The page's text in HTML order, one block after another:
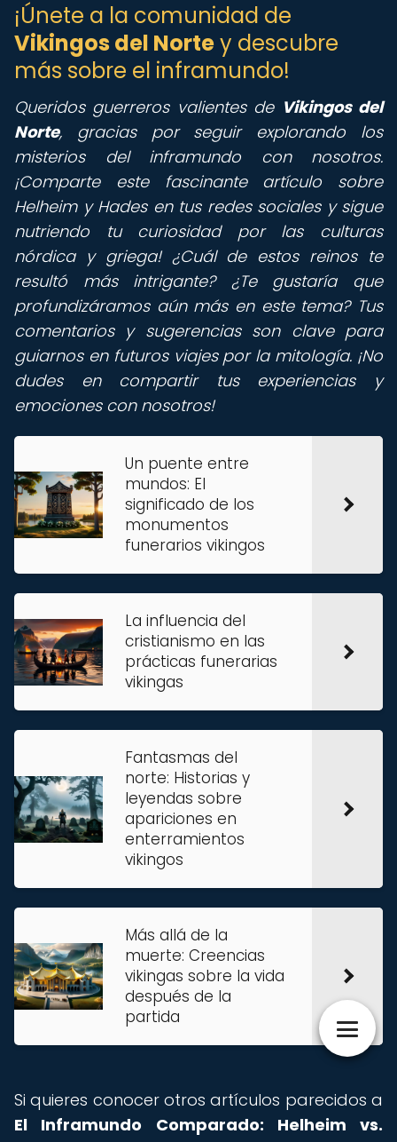
¡Únete a la comunidad de
Vikingos del Nortey descubre
más sobre el inframundo!
Queridos guerreros valientes de Vikingos del
Norte, gracias por seguir explorando los
misterios del inframundo con nosotros.
¡Comparte este fascinante artículo sobre
Helheim y Hades en tus redes sociales y sigue
nutriendo tu curiosidad por las culturas
nórdica y griega! ¿Cuál de estos reinos te
resultó más intrigante? ¿Te gustaría que
profundizáramos aún más en este tema? Tus
comentarios y sugerencias son clave para
guiarnos en futuros viajes por la mitología. ¡No
dudes en compartir tus experiencias y
emociones con nosotros!
Un puente entre
mundos: El
significado de los
monumentos
funerarios vikingos
La influencia del
cristianismo en las
prácticas funerarias
vikingas
Fantasmas del
norte: Historias y
leyendas sobre
apariciones en
enterramientos
vikingos
Más allá de la
muerte: Creencias
vikingas sobre la vida
después de la
partida
Si quieres conocer otros artículos parecidos a
El Inframundo Comparado: Helheim vs.